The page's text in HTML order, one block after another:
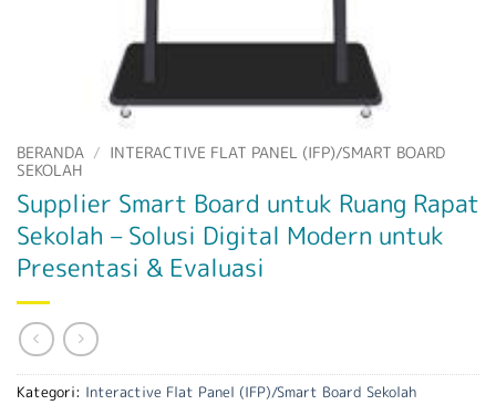
BERANDA / INTERACTIVE FLAT PANEL (IFP)/SMART BOARD
SEKOLAH
Supplier Smart Board untuk Ruang Rapat
Sekolah – Solusi Digital Modern untuk
Presentasi & Evaluasi
Kategori: Interactive Flat Panel (IFP)/Smart Board Sekolah